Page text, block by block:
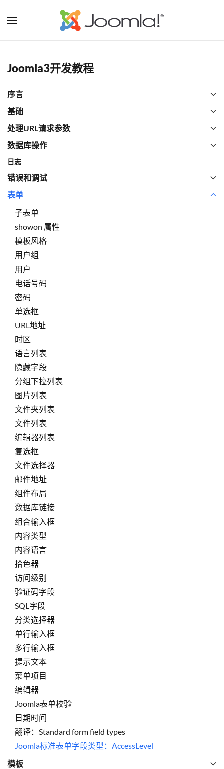
Joomla3开发教程
序言
基础
处理URL请求参数
数据库操作
日志
错误和调试
表单
子表单
showon 属性
模板风格
用户组
用户
电话号码
密码
单选框
URL地址
时区
语言列表
隐藏字段
分组下拉列表
图片列表
文件夹列表
文件列表
编辑器列表
复选框
文件选择器
邮件地址
组件布局
数据库链接
组合输入框
内容类型
内容语言
拾色器
访问级别
验证码字段
SQL字段
分类选择器
单行输入框
多行输入框
提示文本
菜单项目
编辑器
Joomla表单校验
日期时间
翻译：Standard form field types
Joomla标准表单字段类型：AccessLevel
模板